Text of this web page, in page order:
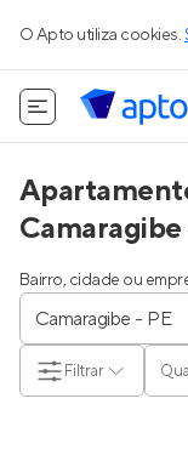
O Apto utiliza cookies.
Camaragibe
Bairro, cidade ou
Filtrar